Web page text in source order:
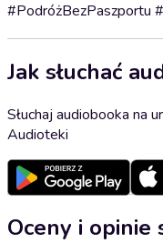
#PodróżBezPaszportu
Jak słuchać
Słuchaj audiobooka na
Audioteki
Oceny i opinie